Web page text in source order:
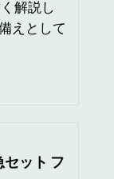
解説し
えとして
セット フ